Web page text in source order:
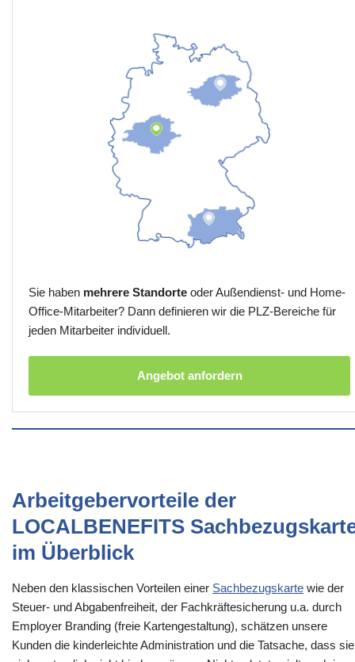
Sie haben mehrere Standorte oder Außendienst- und Home-
Office-Mitarbeiter? Dann definieren wir die PLZ-Bereiche für
jeden Mitarbeiter individuell.
Angebot anfordern
Arbeitgebervorteile der
LOCALBENEFITS
im Überblick
Neben den klassischen Vorteilen einer Sachbezugskarte wie der
Steuer- und Abgabenfreiheit, der Fachkräftesicherung u.a. durch
Employer Branding (freie Kartengestaltung), schätzen unsere
Kunden die kinderleichte Administration und die Tatsache, dass sie